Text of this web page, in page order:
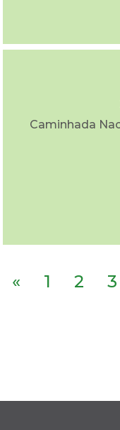
Caminhada
« 1 2 3